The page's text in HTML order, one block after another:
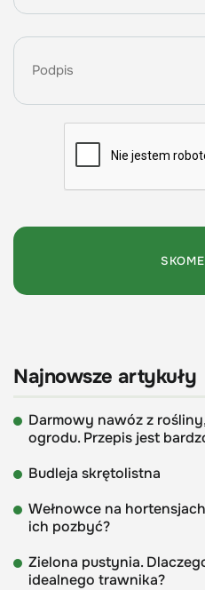
Najnowsze artykuły
Darmowy nawóz z
ogrodu. Przepis jest
Budleja skrętolistna
Wełnowce na
ich pozbyć?
Zielona pustynia.
idealnego trawnika?